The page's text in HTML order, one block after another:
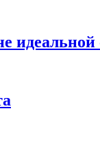
идеальной